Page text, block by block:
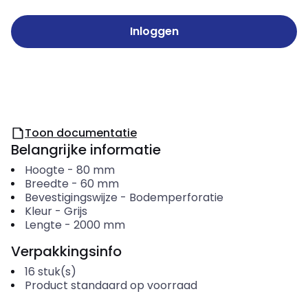
Inloggen
Toon documentatie
Belangrijke informatie
Hoogte - 80 mm
Breedte - 60 mm
Bevestigingswijze - Bodemperforatie
Kleur- Grijs
Lengte - 2000 mm
Verpakkingsinfo
16 stuk(s)
Product standaard op voorraad